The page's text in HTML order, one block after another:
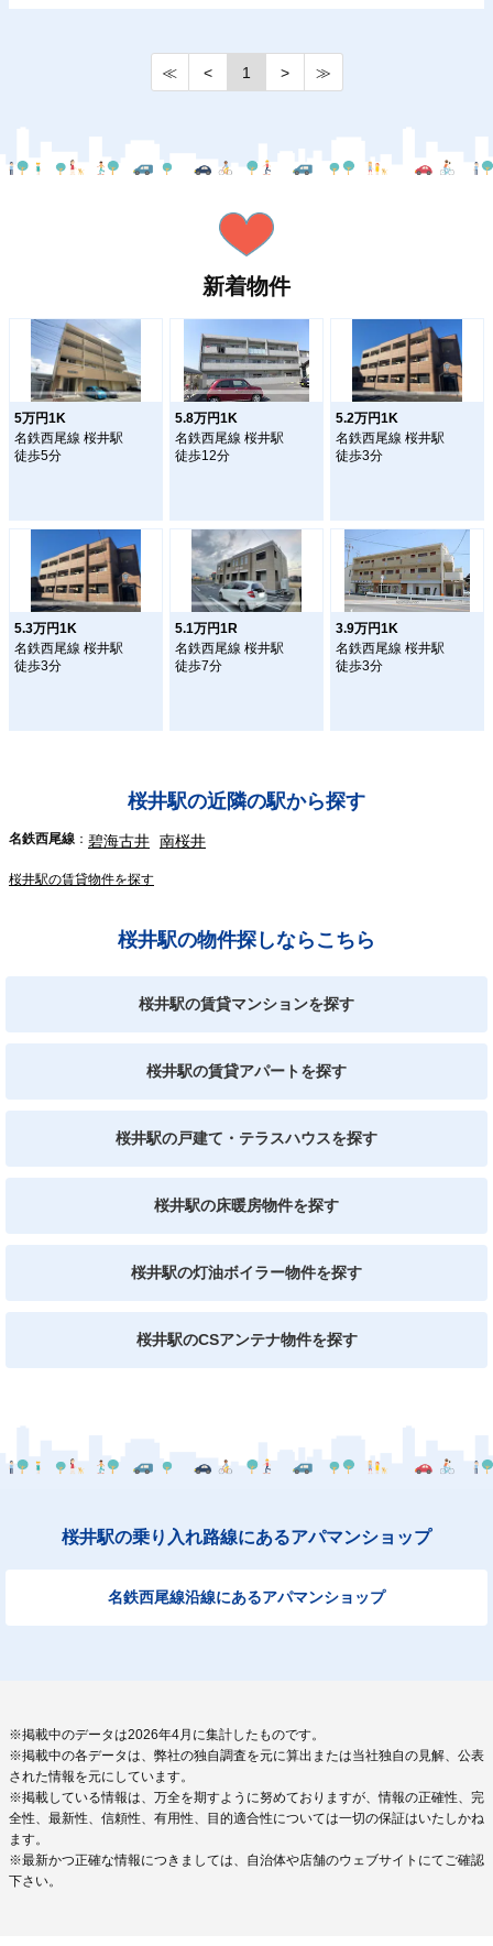
≪ < 1 > ≫
新着物件
5万円1K
名鉄西尾線 桜井駅
徒歩5分
5.8万円1K
名鉄西尾線 桜井駅
徒歩12分
5.2万円1K
名鉄西尾線 桜井駅
徒歩3分
5.3万円1K
名鉄西尾線 桜井駅
徒歩3分
5.1万円1R
名鉄西尾線 桜井駅
徒歩7分
3.9万円1K
名鉄西尾線 桜井駅
徒歩3分
桜井駅の近隣の駅から探す
名鉄西尾線 碧海古井 南桜井
桜井駅の賃貸物件を探す
桜井駅の物件探しならこちら
桜井駅の賃貸マンションを探す
桜井駅の賃貸アパートを探す
桜井駅の戸建て・テラスハウスを探す
桜井駅の床暖房物件を探す
桜井駅の灯油ボイラー物件を探す
桜井駅のCSアンテナ物件を探す
桜井駅の乗り入れ路線にあるアパマンショップ
名鉄西尾線沿線にあるアパマンショップ
※掲載中のデータは2026年4月に集計したものです。
※掲載中の各データは、弊社の独自調査を元に算出または当社独自の見解、公表
された情報を元にしています。
※掲載している情報は、万全を期すように努めておりますが、情報の正確性、完
全性、最新性、信頼性、有用性、目的適合性については一切の保証はいたしかね
ます。
※最新かつ正確な情報につきましては、自治体や店舗のウェブサイトにてご確認
下さい。